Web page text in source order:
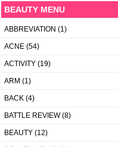
BEAUTY MENU
ABBREVIATION (1)
ACNE (54)
ACTIVITY (19)
ARM (1)
BACK (4)
BATTLE REVIEW(8)
BEAUTY (12)